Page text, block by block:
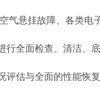
气悬挂故障、各类电
行全面检查、清洁、
评估与全面的性能恢